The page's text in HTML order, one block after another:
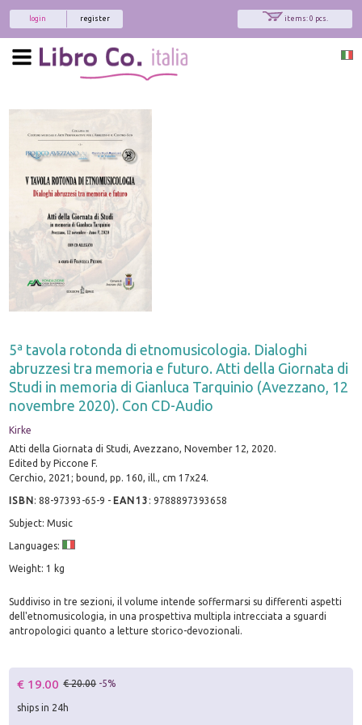
items: 0 pcs.
register
login
5ª tavola rotonda di etnomusicologia. Dialoghi
abruzzesi tra memoria e futuro. Atti della Giornata di
Studi in memoria di Gianluca Tarquinio (Avezzano, 12
novembre 2020). Con CD-Audio
Kirke
Atti della Giornata di Studi, Avezzano, November 12, 2020.
Edited by Piccone F.
Cerchio, 2021; bound, pp. 160, ill., cm 17x24.
ISBN:88-97393-65-9 - EAN13 :9788897393658
Subject: Music
Languages:
Weight: 1 kg
Suddiviso in tre sezioni, il volume intende soffermarsi su differenti aspetti
dell'etnomusicologia, in una prospettiva multipla intrecciata a sguardi
antropologici quanto a letture storico-devozionali.
€ 19.00 € 20.00 -5%
ships in 24h